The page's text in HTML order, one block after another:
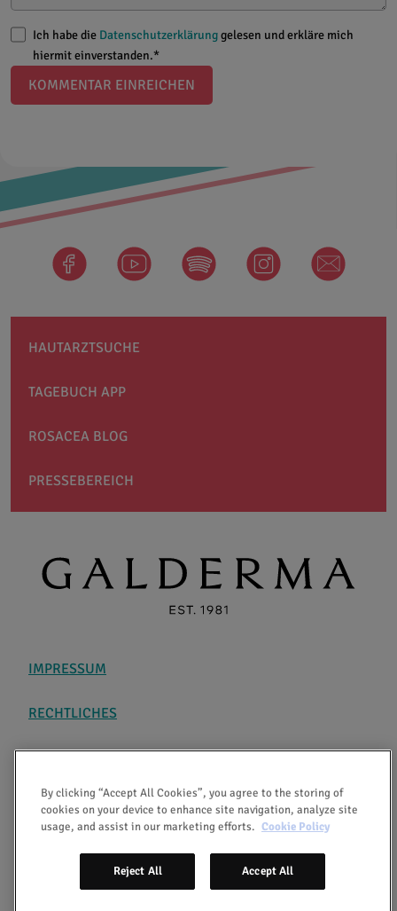
Ich habe die Datenschutzerklärunggelesen und erkläre mich
hiermit einverstanden.*
KOMMENTAR EINREICHEN
facebook Spotify instagram newsletter
HAUTARZTSUCHE
TAGEBUCH APP
ROSACEA BLOG
PRESSEBEREICH
IMPRESSUM
RECHTLICHES
ÜBER AKTIV GEGEN ROSACEA
By clicking “Accept All Cookies”, you agree to the storing of
cookies on your device to enhance site navigation, analyze site
usage, and assist in our marketing efforts. Cookie Policy
Reject All Accept All